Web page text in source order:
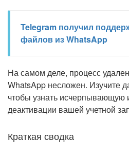
Telegram получил
файлов из WhatsApp
На самом деле, процесс
WhatsApp несложен. Изучите
чтобы узнать
деактивации вашей учетной
Краткая сводка